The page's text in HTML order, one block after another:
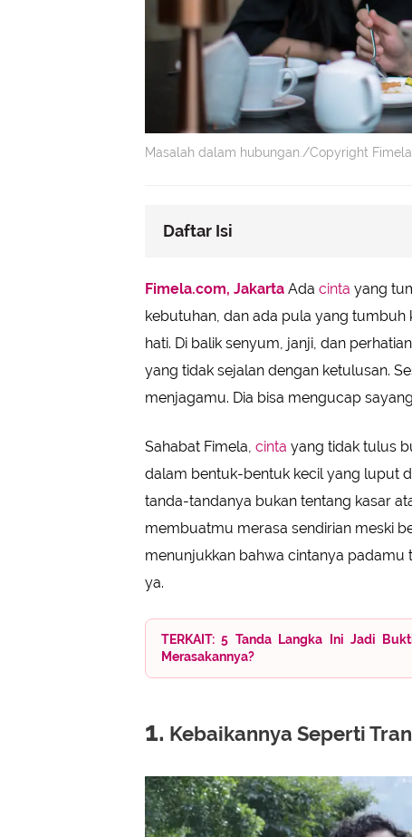
Masalah dalam hubungan./Copyright
Daftar Isi
Dia Menunjukkan Versi Terbaiknya
Setiap Konflik Diubah Jadi Ajang
Dia Menghindari Rencana Masa
Dia Tak Mau Tumbuh Bersama,
Fimela.com, Jakarta Ada cinta yang
kebutuhan, dan ada pula yang tumbuh
hati. Di balik senyum, janji, dan
yang tidak sejalan dengan ketulusan.
menjagamu. Dia bisa mengucap
Sahabat Fimela, cinta yang tidak tulus
dalam bentuk-bentuk kecil yang luput
tanda-tandanya bukan tentang kasar
membuatmu merasa sendirian meski
menunjukkan bahwa cintanya padamu
ya.
TERKAIT: 5 Tanda Langka Ini Jadi
Merasakannya?
1. Kebaikannya Seperti